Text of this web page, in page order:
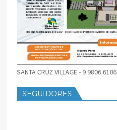
SANTA CRUZ VILLAGE - 9 9806 6106
SEGUIDORES